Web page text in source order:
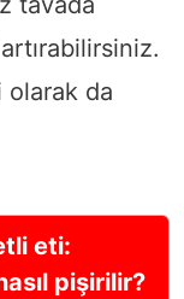
olarak da
eti:
pişirilir?